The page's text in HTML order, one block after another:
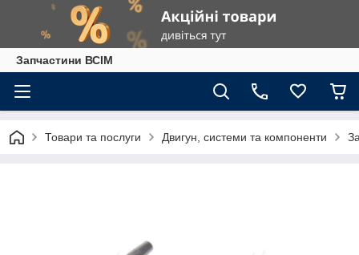
Запчастини ВСІМ
Товари та послуги Двигун, системи та компоненти